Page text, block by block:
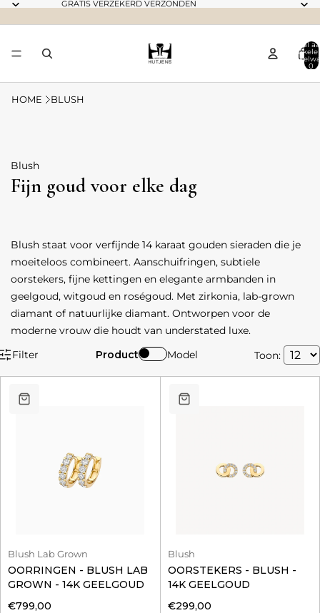
GRATIS VERZEKERD VERZONDEN
Totaal
0
HOME BLUSH
Blush
Fijn goud voor elke dag
Blush staat voor verfijnde 14 karaat gouden sieraden die je
moeiteloos combineert. Aanschuifringen, subtiele
oorstekers, fijne kettingen en elegante armbanden in
geelgoud, witgoud en roségoud. Met zirkonia, lab-grown
diamant of natuurlijke diamant. Ontworpen voor de
moderne vrouw die houdt van understated luxe.
Filter
Product Model Toon:
Blush Lab Grown
OORRINGEN - BLUSH LAB
GROWN - 14K GEELGOUD
€799,00
Blush
OORSTEKERS - BLUSH -
14K GEELGOUD
€299,00